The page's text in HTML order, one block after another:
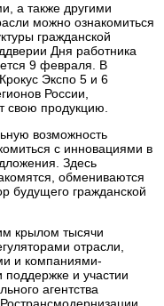
а также другими
можно ознакомиться
гражданской
Дня работника
9 февраля. В
Экспо 5 и 6
России,
свою продукцию.
возможность
с инновациями в
Здесь
обмениваются
будущего гражданской
крылом тысячи
отрасли,
и компаниями-
и участии
агентства